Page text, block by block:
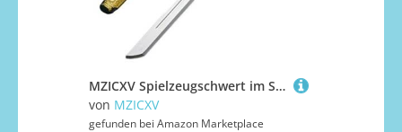
MZICXV Spielzeugschwert im Stil der Tang-Dynastie for, 66 cm langes chinesisches Breitschwert mit goldener Scheide und Gürtel, sicheres Requisit aus PU-Kunststoff for(A)
von MZICXV
gefunden bei Amazon Marketplace